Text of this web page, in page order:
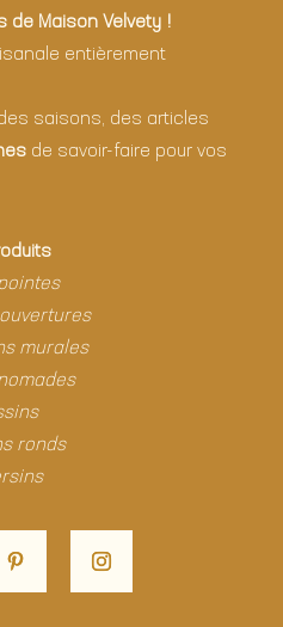
de Maison Velvety !
entièrement
saisons, des articles
de savoir-faire pour vos
murales
ronds